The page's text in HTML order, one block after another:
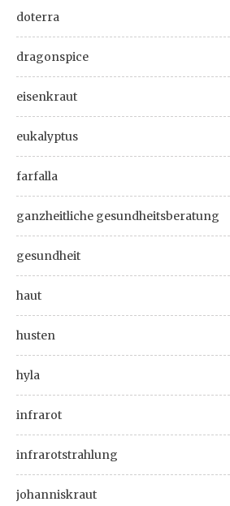
doterra
dragonspice
eisenkraut
eukalyptus
farfalla
ganzheitliche gesundheitsberatung
gesundheit
haut
husten
hyla
infrarot
infrarotstrahlung
johanniskraut